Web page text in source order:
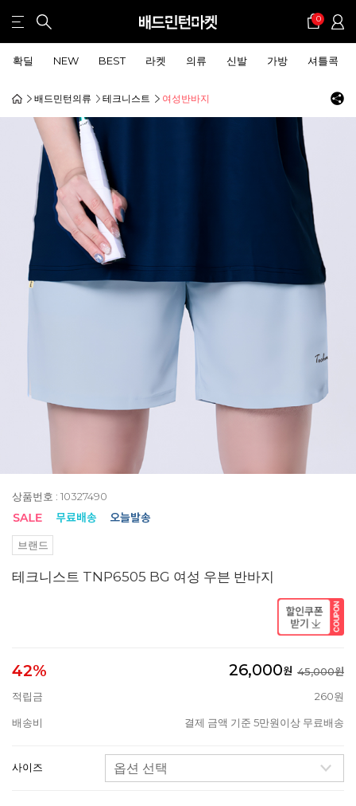
0
확딜 NEW BEST 라켓 의류 신발 가방 셔틀콕
배드민턴의류 테크니스트 여성반바지
상품번호 : 10327490
브랜드
테크니스트 TNP6505 BG 여성 우븐 반바지
42% 26,000원 45,000원
적립금
260원
배송비 결제 금액 기준 5만원이상 무료배송
사이즈